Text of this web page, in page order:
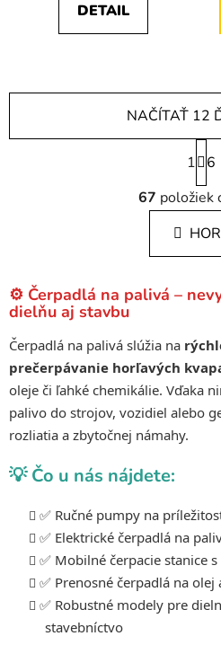
DETAIL
O
v
l
á
d
c
e
p
r
v
k
i
s
u
NAČÍTAŤ 12
S
t
r
á
n
k
n
1
6
67 položiek
⚙️ Čerpadlá na palivá –
dielňu aj stavbu
Čerpadlá na palivá slúžia na
prečerpávanie horľavých
oleje či ľahké chemikálie. Vďaka
palivo do strojov, vozidiel alebo
rozliatia a zbytočnej námahy.
💡 Čo u nás nájdete:
✅ Ručné pumpy na
✅ Elektrické čerpadlá na
✅ Mobilné čerpacie stanice
✅ Prenosné čerpadlá na olej
✅ Robustné modely pre
stavebníctvo